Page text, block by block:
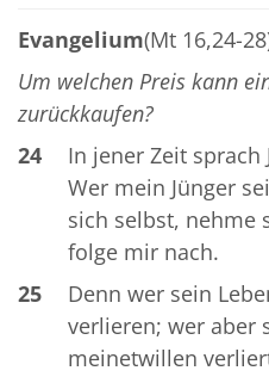
Evangelium(Mt 16,24-
Um welchen Preis kann
zurückkaufen?
24
In jener Zeit sprach
Wer mein Jünger
sich selbst, nehme
folge mir nach.
25
Denn wer sein
verlieren; wer aber
meinetwillen